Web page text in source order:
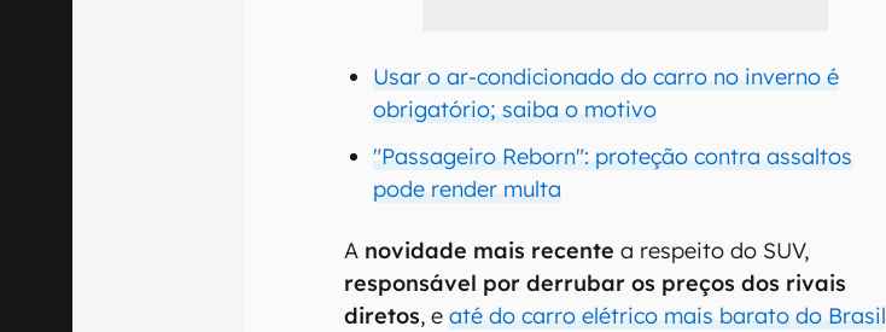
Usar o ar-condicionado do carro no inverno é
obrigatório; saiba o motivo
"Passageiro Reborn": proteção contra assaltos
pode render multa
A novidade mais recente a respeito do SUV,
responsável por derrubar os preços dos rivais
diretos, eaté do carro elétrico mais barato do Brasil